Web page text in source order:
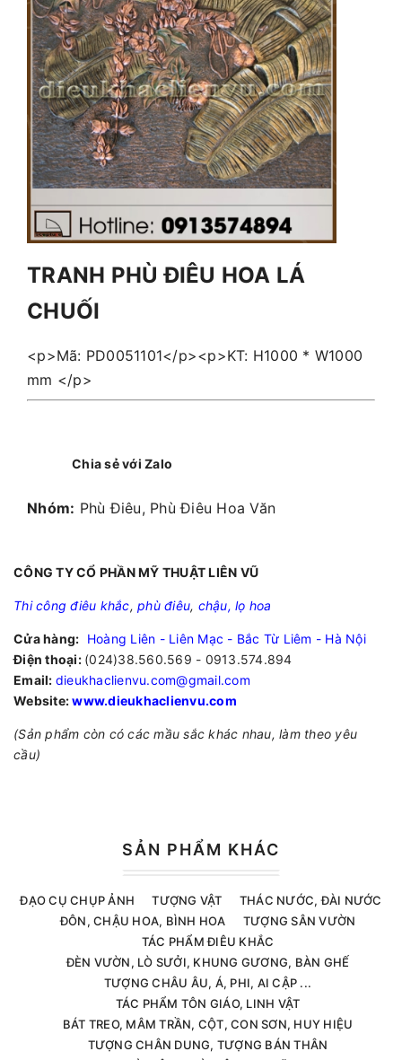
TRANH PHÙ ĐIÊU HOA LÁ
CHUỐI
<p>Mã: PD0051101</p><p>KT: H1000 * W1000
mm </p>
Chia sẻ với Zalo
Nhóm: Phù Điêu, Phù Điêu Hoa Văn
CÔNG TY CỔ PHẦN MỸ THUẬT LIÊN VŨ
Thi công điêu khắc, phù điêu, chậu, lọ hoa
Cửa hàng: Hoàng Liên - Liên Mạc - Bắc Từ Liêm - Hà Nội
Điện thoại: (024)38.560.569 - 0913.574.894
Email: dieukhaclienvu.com@gmail.com
Website:www.dieukhaclienvu.com
(Sản phẩm còn có các mầu sắc khác nhau, làm theo yêu
cầu)
SẢN PHẨM KHÁC
ĐẠO CỤ CHỤP ẢNH TƯỢNG VẬT
THÁC NƯỚC, ĐÀI NƯỚC
ĐÔN, CHẬU HOA, BÌNH HOA
TƯỢNG SÂN VƯỜN
TÁC PHẨM ĐIÊU KHẮC
ĐÈN VƯỜN, LÒ SƯỞI, KHUNG GƯƠNG, BÀN GHẾ
TƯỢNG CHÂU ÂU, Á, PHI, AI CẬP ...
TÁC PHẨM TÔN GIÁO, LINH VẬT
BÁT TREO, MÂM TRẦN, CỘT, CON SƠN, HUY HIỆU
TƯỢNG CHÂN DUNG, TƯỢNG BÁN THÂN